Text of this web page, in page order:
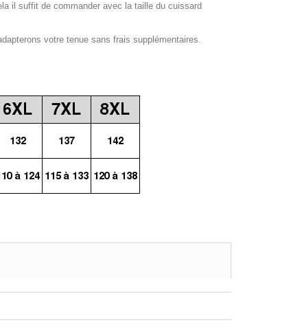
il suffit de commander avec la taille du cuissard
votre tenue sans frais supplémentaires.